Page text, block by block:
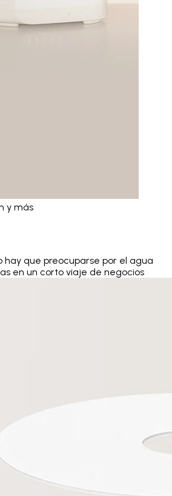
y más
hay que preocuparse por el agua
en un corto viaje de negocios